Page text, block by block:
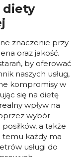
diety
znaczenie przy
oraz jakość.
by oferować
naszych usług,
kompromisy w
się na dietę
wpływ na
wybór
a także
temu każdy ma
usługi do